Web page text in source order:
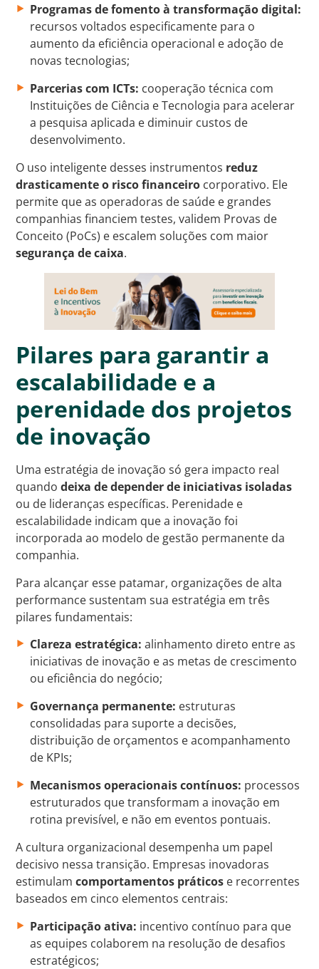
Programas de fomento à transformação digital:
recursos voltados especificamente para o
aumento da eficiência operacional e adoção de
novas tecnologias;
Parcerias com ICTs: cooperação técnica com
Instituições de Ciência e Tecnologia para acelerar
a pesquisa aplicada e diminuir custos de
desenvolvimento.
O uso inteligente desses instrumentos reduz
drasticamente o risco financeiro corporativo. Ele
permite que as operadoras de saúde e grandes
companhias financiem testes, validem Provas de
Conceito (PoCs) e escalem soluções com maior
segurança de caixa.
Pilares para garantir a
escalabilidade e a
perenidade dos projetos
de inovação
Uma estratégia de inovação só gera impacto real
quando deixa de depender de iniciativas isoladas
ou de lideranças específicas. Perenidade e
escalabilidade indicam que a inovação foi
incorporada ao modelo de gestão permanente da
companhia.
Para alcançar esse patamar, organizações de alta
performance sustentam sua estratégia em três
pilares fundamentais:
Clareza estratégica: alinhamento direto entre as
iniciativas de inovação e as metas de crescimento
ou eficiência do negócio;
Governança permanente: estruturas
consolidadas para suporte a decisões,
distribuição de orçamentos e acompanhamento
de KPIs;
Mecanismos operacionais contínuos: processos
estruturados que transformam a inovação em
rotina previsível, e não em eventos pontuais.
A cultura organizacional desempenha um papel
decisivo nessa transição. Empresas inovadoras
estimulamcomportamentos práticos e recorrentes
baseados em cinco elementos centrais:
Participação ativa: incentivo contínuo para que
as equipes colaborem na resolução de desafios
estratégicos;